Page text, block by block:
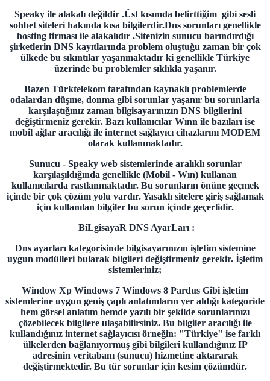
Speaky ile alakalı değildir .Üst kısımda belirttiğim gibi sesli
sohbet siteleri hakında kısa bilgilerdir.Dns sorunları genellikle
hosting firması ile alakalıdır .Sitenizin sunucu barındırdığı
şirketlerin DNS kayıtlarında problem oluştuğu zaman bir çok
ülkede bu sıkıntılar yaşanmaktadır ki genellikle Türkiye
üzerinde bu problemler sıklıkla yaşanır.
Bazen Türktelekom tarafından kaynaklı problemlerde
odalardan düşme, donma gibi sorunlar yaşanır bu sorunlarla
karşılaştığınız zaman bilgisayarınızın DNS bilgilerini
değiştirmeniz gerekir. Bazı kullanıcılar Wınn ile bazıları ise
mobil ağlar aracılığı ile internet sağlayıcı cihazlarını MODEM
olarak kullanmaktadır.
Sunucu - Speaky web sistemlerinde aralıklı sorunlar
karşılaşıldığında genellikle (Mobil - Wın) kullanan
kullanıcılarda rastlanmaktadır. Bu sorunların önüne geçmek
içinde bir çok çözüm yolu vardır. Yasaklı sitelere giriş sağlamak
için kullanılan bilgiler bu sorun içinde geçerlidir.
BiLgisayaR DNS AyarLarı :
Dns ayarları kategorisinde bilgisayarınızın işletim sistemine
uygun modülleri bularak bilgileri değiştirmeniz gerekir. İşletim
sistemleriniz;
Window Xp Windows 7 Windows 8 Pardus Gibi işletim
sistemlerine uygun geniş çaplı anlatımların yer aldığı kategoride
hem görsel anlatım hemde yazılı bir şekilde sorunlarınızı
çözebilecek bilgilere ulaşabilirsiniz. Bu bilgiler aracılığı ile
kullandığınız internet sağlayıcısı örneğin: "Türkiye" ise farklı
ülkelerden bağlanıyormuş gibi bilgileri kullandığınız IP
adresinin veritabanı (sunucu) hizmetine aktararak
değiştirmektedir. Bu tür sorunlar için kesim çözümdür.